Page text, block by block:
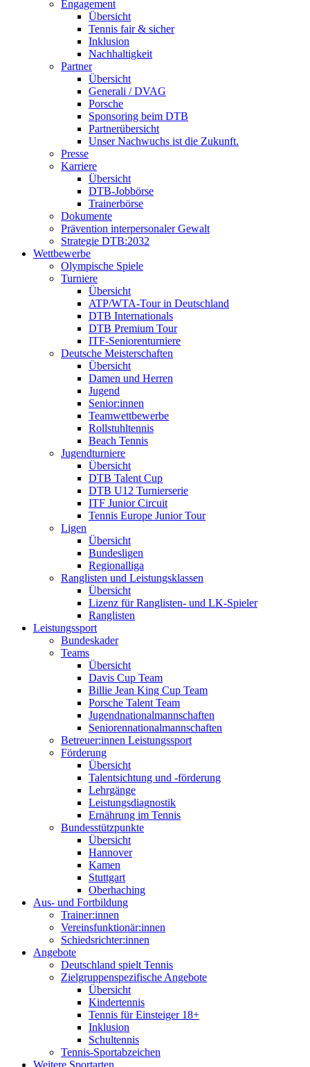
Engagement
Übersicht
Tennis fair & sicher
Inklusion
Nachhaltigkeit
Partner
Übersicht
Generali / DVAG
Porsche
Sponsoring beim DTB
Partnerübersicht
Unser Nachwuchs ist die Zukunft.
Presse
Karriere
Übersicht
DTB-Jobbörse
Trainerbörse
Dokumente
Prävention interpersonaler Gewalt
Strategie DTB:2032
Wettbewerbe
Olympische Spiele
Turniere
Übersicht
ATP/WTA-Tour in Deutschland
DTB Internationals
DTB Premium Tour
ITF-Seniorenturniere
Deutsche Meisterschaften
Übersicht
Damen und Herren
Jugend
Senior:innen
Teamwettbewerbe
Rollstuhltennis
Beach Tennis
Jugendturniere
Übersicht
DTB Talent Cup
DTB U12 Turnierserie
ITF Junior Circuit
Tennis Europe Junior Tour
Ligen
Übersicht
Bundesligen
Regionalliga
Ranglisten und Leistungsklassen
Übersicht
Lizenz für Ranglisten- und LK-Spieler
Ranglisten
Leistungssport
Bundeskader
Teams
Übersicht
Davis Cup Team
Billie Jean King Cup Team
Porsche Talent Team
Jugendnationalmannschaften
Seniorennationalmannschaften
Betreuer:innen Leistungssport
Förderung
Übersicht
Talentsichtung und -förderung
Lehrgänge
Leistungsdiagnostik
Ernährung im Tennis
Bundesstützpunkte
Übersicht
Hannover
Kamen
Stuttgart
Oberhaching
Aus- und Fortbildung
Trainer:innen
Vereinsfunktionär:innen
Schiedsrichter:innen
Angebote
Deutschland spielt Tennis
Zielgruppenspezifische Angebote
Übersicht
Kindertennis
Tennis für Einsteiger 18+
Inklusion
Schultennis
Tennis-Sportabzeichen
Weitere Sportarten